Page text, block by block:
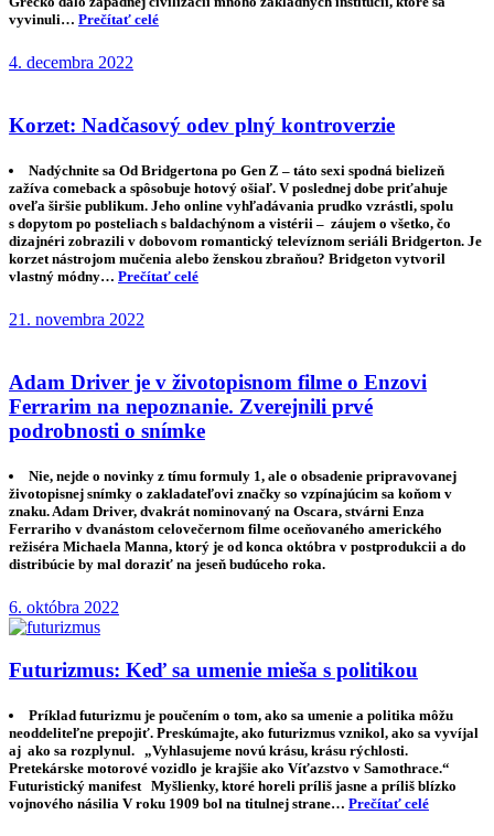
vyvinuli… Prečítať celé
4. decembra 2022
Korzet: Nadčasový odev plný kontroverzie
Nadýchnite sa Od Bridgertona po Gen Z – táto sexi spodná bielizeň
zažíva comeback a spôsobuje hotový ošiaľ. V poslednej dobe priťahuje
oveľa širšie publikum. Jeho online vyhľadávania prudko vzrástli, spolu
s dopytom po posteliach s baldachýnom a vistérii – záujem o všetko, čo
dizajnéri zobrazili v dobovom romantický televíznom seriáli Bridgerton. Je
korzet nástrojom mučenia alebo ženskou zbraňou? Bridgeton vytvoril
vlastný módny… Prečítať celé
21. novembra 2022
Adam Driver je v životopisnom filme o Enzovi
Ferrarim na nepoznanie. Zverejnili prvé
podrobnosti o snímke
Nie, nejde o novinky z tímu formuly 1, ale o obsadenie pripravovanej
životopisnej snímky o zakladateľovi značky so vzpínajúcim sa koňom v
znaku. Adam Driver, dvakrát nominovaný na Oscara, stvárni Enza
Ferrariho v dvanástom celovečernom filme oceňovaného amerického
režiséra Michaela Manna, ktorý je od konca októbra v postprodukcii a do
distribúcie by mal doraziť na jeseň budúceho roka.
6. októbra 2022
Futurizmus: Keď sa umenie mieša s politikou
Príklad futurizmu je poučením o tom, ako sa umenie a politika môžu
neoddeliteľne prepojiť. Preskúmajte, ako futurizmus vznikol, ako sa vyvíjal
aj ako sa rozplynul. „Vyhlasujeme novú krásu, krásu rýchlosti.
Pretekárske motorové vozidlo je krajšie ako Víťazstvo v Samothrace.“
Futuristický manifest Myšlienky, ktoré horeli príliš jasne a príliš blízko
vojnového násilia V roku 1909 bol na titulnej strane… Prečítať celé